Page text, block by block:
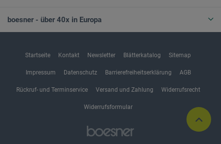
boesner - über 40x in Europa
Startseite Kontakt Newsletter Blätterkatalog Sitemap
Impressum Datenschutz Barrierefreiheitserklärung AGB
Rückruf- und Terminservice Versand und Zahlung Widerrufsrecht
Widerrufsformular